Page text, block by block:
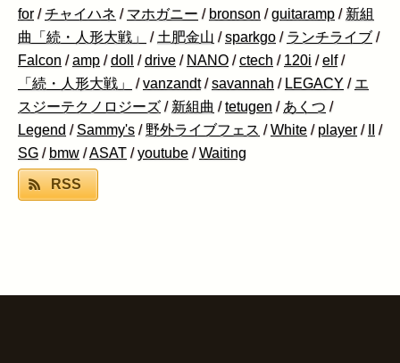
for /チャイハネ / マホガニー / bronson /guitaramp / 新組
曲「続・人形大戦」
/ 土肥金山 /sparkgo / ランチライブ /
Falcon /amp /doll /drive / NANO /ctech / 120i /elf /
「続・人形大戦」
/vanzandt /savannah / LEGACY / エ
スジーテクノロジーズ / 新組曲 /tetugen / あくつ /
Legend /Sammy's / 野外ライブフェス /White / player /
/
SG / bmw /ASAT /youtube /Waiting
RSS